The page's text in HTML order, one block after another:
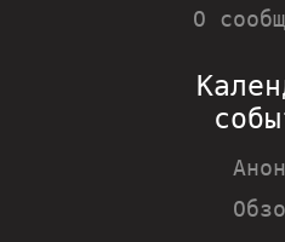
О